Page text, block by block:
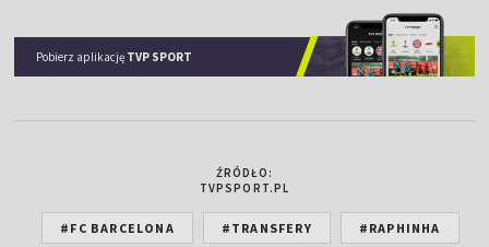
Pobierz aplikację TVP SPORT
ŹRÓDŁO:
TVPSPORT.PL
#FC BARCELONA #TRANSFERY #RAPHINHA